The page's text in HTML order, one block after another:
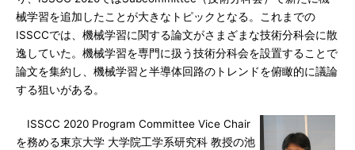
械学習を追加したことが大きなトピックとなる。これまでの
ISSCCでは、機械学習に関する論文がさまざまな技術分科会に散
逸していた。機械学習を専門に扱う技術分科会を設置することで
論文を集約し、機械学習と半導体回路のトレンドを俯瞰的に議論
する狙いがある。
ISSCC 2020 Program Committee Vice Chair
を務める東京大学 大学院工学系研究科 教授の池